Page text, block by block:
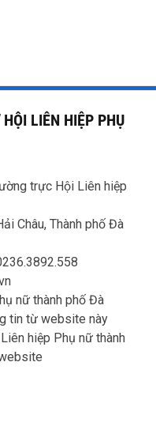
LIÊN HIỆP PHỤ
trực Hội Liên hiệp
Châu, Thành phố Đà
nữ thành phố Đà
tin từ website này
hiệp Phụ nữ thành